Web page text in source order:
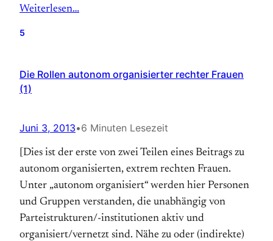
Weiterlesen…
5
Die Rollen autonom organisierter rechter Frauen
(1)
Juni 3, 2013•6 Minuten Lesezeit
[Dies ist der erste von zwei Teilen eines Beitrags zu
autonom organisierten, extrem rechten Frauen.
Unter „autonom organisiert“ werden hier Personen
und Gruppen verstanden, die unabhängig von
Parteistrukturen/-institutionen aktiv und
organisiert/vernetzt sind. Nähe zu oder (indirekte)